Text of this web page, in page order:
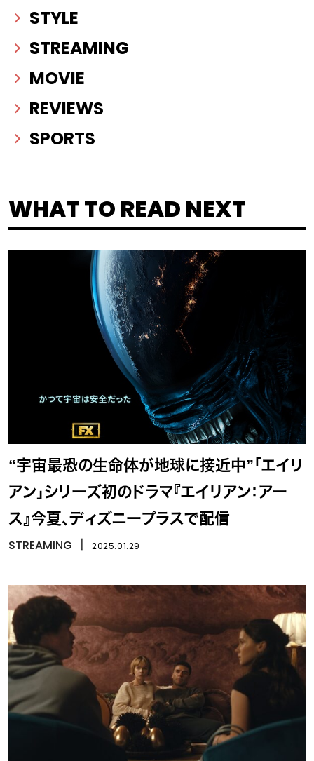
STYLE
STREAMING
MOVIE
REVIEWS
SPORTS
WHAT TO READ NEXT
“宇宙最恐の生命体が地球に接近中”「エイリ
アン」シリーズ初のドラマ『エイリアン：アー
ス』今夏、ディズニープラスで配信
STREAMING 2025.01.29